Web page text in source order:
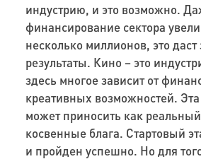
индустрию, и это возможно.
финансирование сектора
несколько миллионов, это
результаты. Кино – это
здесь многое зависит от
креативных возможностей.
может приносить как
косвенные блага. Стартовый
и пройден успешно. Но для